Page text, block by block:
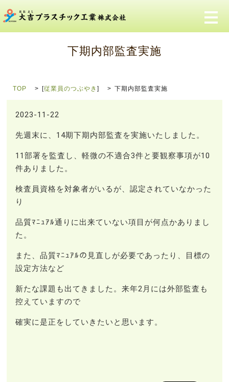
メ
下期内部監査実施
TOP [従業員のつぶやき] 下期内部監査実施
2023-11-22
先週末に、14期下期内部監査を実施いたしました。
11部署を監査し、軽微の不適合3件と要観察事項が10
件ありました。
検査員資格を対象者がいるが、認定されていなかった
り
品質ﾏﾆｭｱﾙ通りに出来ていない項目が何点かありまし
た。
また、品質ﾏﾆｭｱﾙの見直しが必要であったり、目標の
設定方法など
新たな課題も出てきました。来年2月には外部監査も
控えていますので
確実に是正をしていきたいと思います。